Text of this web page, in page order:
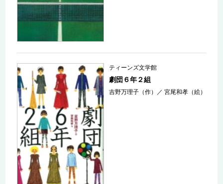
ティーンズ文学館
劇団６年２組
吉野万理子（作） ／宮尾和孝（絵）